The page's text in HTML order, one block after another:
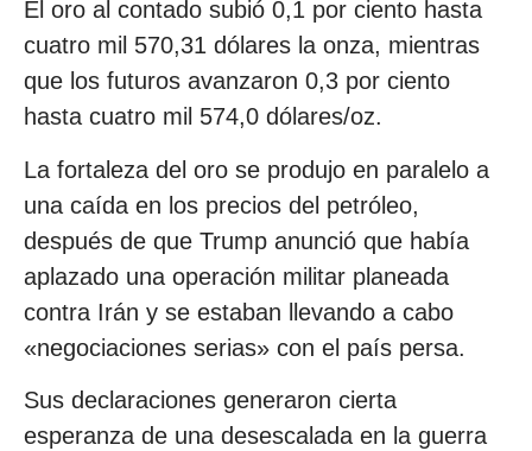
El oro al contado subió 0,1 por ciento hasta
cuatro mil 570,31 dólares la onza, mientras
que los futuros avanzaron 0,3 por ciento
hasta cuatro mil 574,0 dólares/oz.
La fortaleza del oro se produjo en paralelo a
una caída en los precios del petróleo,
después de que Trump anunció que había
aplazado una operación militar planeada
contra Irán y se estaban llevando a cabo
«negociaciones serias» con el país persa.
Sus declaraciones generaron cierta
esperanza de una desescalada en la guerra